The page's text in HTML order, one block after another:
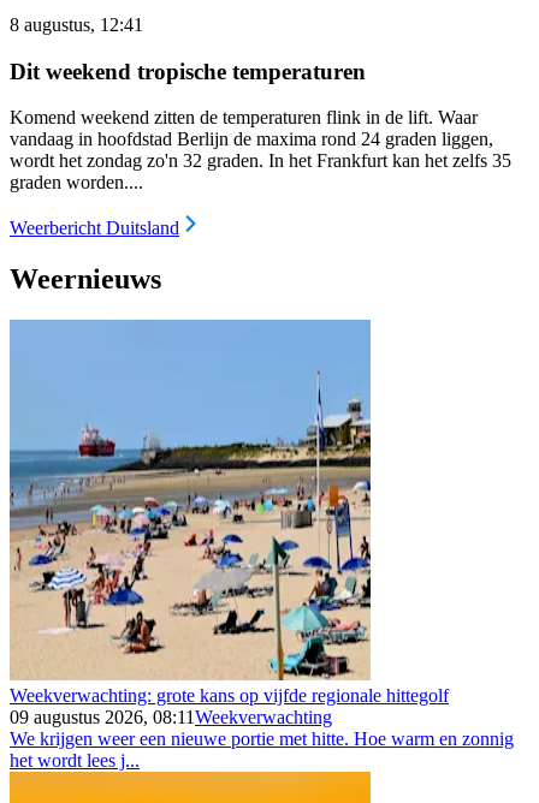
8 augustus, 12:41
Dit weekend tropische temperaturen
Komend weekend zitten de temperaturen flink in de lift. Waar
vandaag in hoofdstad Berlijn de maxima rond 24 graden liggen,
wordt het zondag zo'n 32 graden. In het Frankfurt kan het zelfs 35
graden worden....
Weerbericht Duitsland
Weernieuws
Weekverwachting: grote kans op vijfde regionale hittegolf
09 augustus 2026, 08:11Weekverwachting
We krijgen weer een nieuwe portie met hitte. Hoe warm en zonnig
het wordt lees j...